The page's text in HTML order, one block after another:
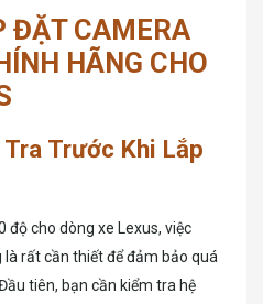
ĐẶT CAMERA
HÃNG CHO
Trước Khi Lắp
độ cho dòng xe Lexus, việc
rất cần thiết để đảm bảo quá
tiên, bạn cần kiểm tra hệ